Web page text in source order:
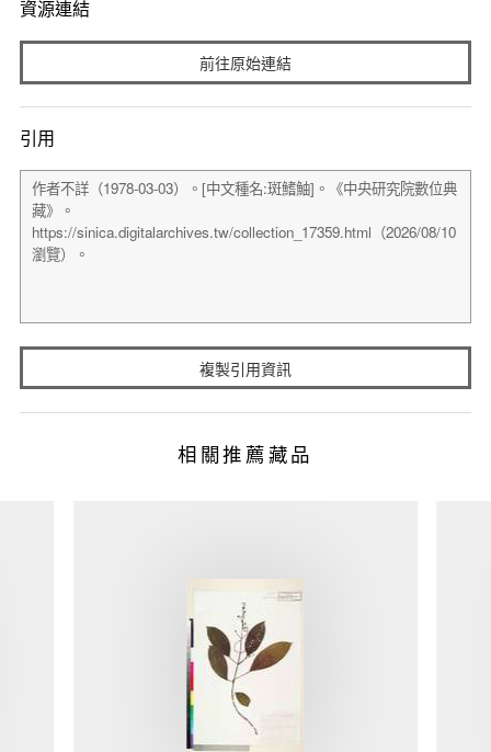
資源連結
前往原始連結
引用
複製引用資訊
相關推薦藏品